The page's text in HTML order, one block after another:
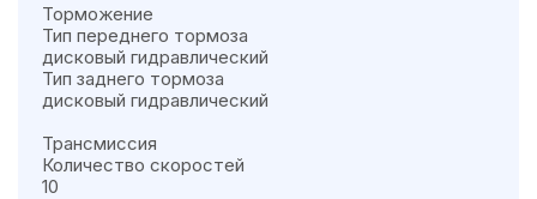
Торможение
Тип переднего тормоза
дисковый гидравлический
Тип заднего тормоза
дисковый гидравлический
Трансмиссия
Количество скоростей
10